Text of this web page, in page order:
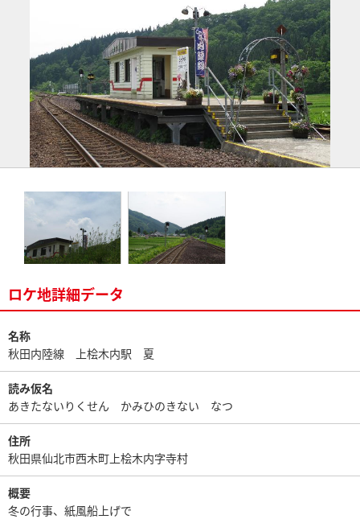
ロケ地詳細データ
名称
秋田内陸線 上桧木内駅 夏
読み仮名
あきたないりくせん かみひのきない なつ
住所
秋田県仙北市西木町上桧木内字寺村
概要
冬の行事、紙風船上げで